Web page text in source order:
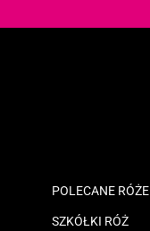
POLECANE RÓŻE
SZKÓŁKI RÓŻ